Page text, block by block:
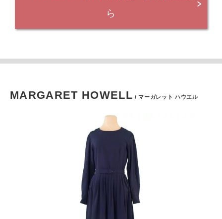
ら
MARGARET HOWELL / マーガレット ハウエル